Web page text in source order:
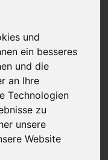
und
ein besseres
und die
an Ihre
Technologien
zu
unsere
Website